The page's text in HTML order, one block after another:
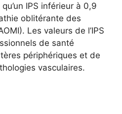
IPS inférieur à 0,9
oblitérante des
Les valeurs de l’IPS
de santé
périphériques et de
vasculaires.